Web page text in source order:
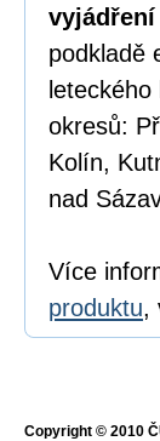
podkladě
okresů:
Kolín,
nad
Více
produktu,
Copyright © 2010